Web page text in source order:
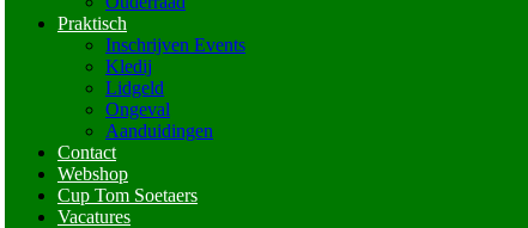
Praktisch
Inschrijven Events
Kledij
Lidgeld
Ongeval
Aanduidingen
Contact
Webshop
Cup Tom Soetaers
Vacatures